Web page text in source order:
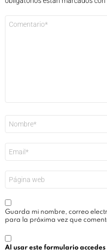
electrónico
*
Guarda mi nombre, correo
para la próxima vez que
Al usar este formulario